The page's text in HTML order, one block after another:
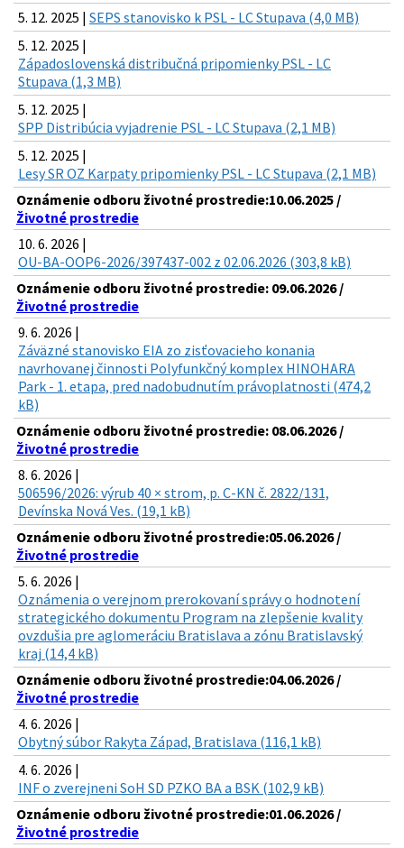
5. 12. 2025 | SEPS stanovisko k PSL - LC Stupava (4,0 MB)
5. 12. 2025 |
Západoslovenská distribučná pripomienky PSL - LC
Stupava (1,3 MB)
5. 12. 2025 |
SPP Distribúcia vyjadrenie PSL - LC Stupava (2,1 MB)
5. 12. 2025 |
Lesy SR OZ Karpaty pripomienky PSL - LC Stupava (2,1 MB)
Oznámenie odboru životné prostredie:10.06.2025 /
Životné prostredie
10. 6. 2026 |
OU-BA-OOP6-2026/397437-002 z 02.06.2026 (303,8 kB)
Oznámenie odboru životné prostredie: 09.06.2026 /
Životné prostredie
9. 6. 2026 |
Záväzné stanovisko EIA zo zisťovacieho konania
navrhovanej činnosti Polyfunkčný komplex HINOHARA
Park - 1. etapa, pred nadobudnutím právoplatnosti (474,2
kB)
Oznámenie odboru životné prostredie: 08.06.2026 /
Životné prostredie
8. 6. 2026 |
506596/2026: výrub 40 × strom, p. C-KN č. 2822/131,
Devínska Nová Ves. (19,1 kB)
Oznámenie odboru životné prostredie:05.06.2026 /
Životné prostredie
5. 6. 2026 |
Oznámenia o verejnom prerokovaní správy o hodnotení
strategického dokumentu Program na zlepšenie kvality
ovzdušia pre aglomeráciu Bratislava a zónu Bratislavský
kraj (14,4 kB)
Oznámenie odboru životné prostredie:04.06.2026 /
Životné prostredie
4. 6. 2026 |
Obytný súbor Rakyta Západ, Bratislava (116,1 kB)
4. 6. 2026 |
INF o zverejneni SoH SD PZKO BA a BSK (102,9 kB)
Oznámenie odboru životné prostredie:01.06.2026 /
Životné prostredie